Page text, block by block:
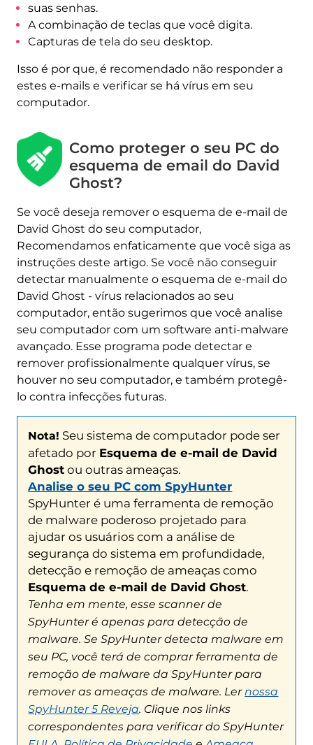
suas senhas.
A combinação de teclas que você digita.
Capturas de tela do seu desktop.
Isso é por que, é recomendado não responder a
estes e-mails e verificar se há vírus em seu
computador.
Como proteger o seu PC do
esquema de email do David
Ghost?
Se você deseja remover o esquema de e-mail de
David Ghost do seu computador,
Recomendamos enfaticamente que você siga as
instruções deste artigo. Se você não conseguir
detectar manualmente o esquema de e-mail do
David Ghost - vírus relacionados ao seu
computador, então sugerimos que você analise
seu computador com um software anti-malware
avançado. Esse programa pode detectar e
remover profissionalmente qualquer vírus, se
houver no seu computador, e também protegê-
lo contra infecções futuras.
Nota!Seu sistema de computador pode ser
afetado porEsquema de e-mail de David
Ghostou outras ameaças.
Analise o seu PC com SpyHunter
SpyHunter é uma ferramenta de remoção
de malware poderoso projetado para
ajudar os usuários com a análise de
Esquema de e-mail de David Ghost.
Tenha em mente, esse scanner de
SpyHunter é apenas para detecção de
malware. Se SpyHunter detecta malware em
seu PC, você terá de comprar ferramenta de
remoção de malware da SpyHunter para
remover as ameaças de malware. Lernossa
SpyHunter 5 Reveja. Clique nos links
correspondentes para verificar do SpyHunter
EULA,Política de PrivacidadeeAmeaça
Critérios de Avaliação.